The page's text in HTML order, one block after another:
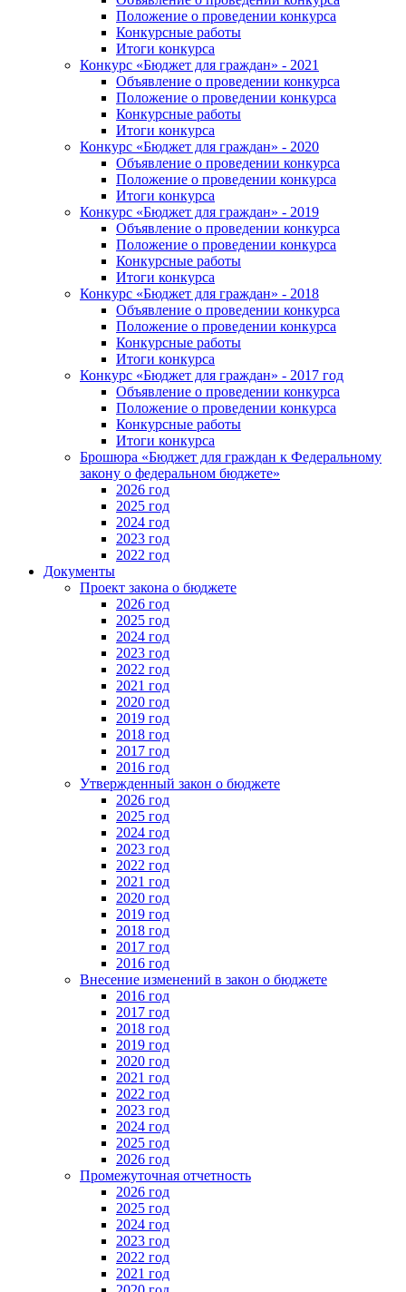
Положение о проведении конкурса
Конкурсные работы
Итоги конкурса
Конкурс «Бюджет для граждан» - 2021
Объявление о проведении конкурса
Положение о проведении конкурса
Конкурсные работы
Итоги конкурса
Конкурс «Бюджет для граждан» - 2020
Объявление о проведении конкурса
Положение о проведении конкурса
Итоги конкурса
Конкурс «Бюджет для граждан» - 2019
Объявление о проведении конкурса
Положение о проведении конкурса
Конкурсные работы
Итоги конкурса
Конкурс «Бюджет для граждан» - 2018
Объявление о проведении конкурса
Положение о проведении конкурса
Конкурсные работы
Итоги конкурса
Конкурс «Бюджет для граждан» - 2017 год
Объявление о проведении конкурса
Положение о проведении конкурса
Конкурсные работы
Итоги конкурса
Брошюра «Бюджет для граждан к Федеральному
закону о федеральном бюджете»
2026 год
2025 год
2024 год
2023 год
2022 год
Документы
Проект закона о бюджете
2026 год
2025 год
2024 год
2023 год
2022 год
2021 год
2020 год
2019 год
2018 год
2017 год
2016 год
Утвержденный закон о бюджете
2026 год
2025 год
2024 год
2023 год
2022 год
2021 год
2020 год
2019 год
2018 год
2017 год
2016 год
Внесение изменений в закон о бюджете
2016 год
2017 год
2018 год
2019 год
2020 год
2021 год
2022 год
2023 год
2024 год
2025 год
2026 год
Промежуточная отчетность
2026 год
2025 год
2024 год
2023 год
2022 год
2021 год